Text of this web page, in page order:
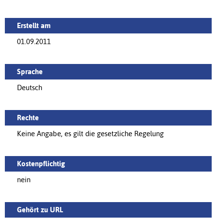
Erstellt am
01.09.2011
Sprache
Deutsch
Rechte
Keine Angabe, es gilt die gesetzliche Regelung
Kostenpflichtig
nein
Gehört zu URL